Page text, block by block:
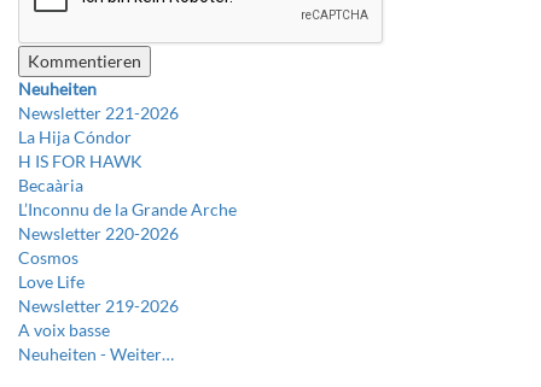
Neuheiten
Newsletter 221-2026
La Hija Cóndor
H IS FOR HAWK
Becaària
L’Inconnu de la Grande Arche
Newsletter 220-2026
Cosmos
Love Life
Newsletter 219-2026
A voix basse
Neuheiten -Weiter…